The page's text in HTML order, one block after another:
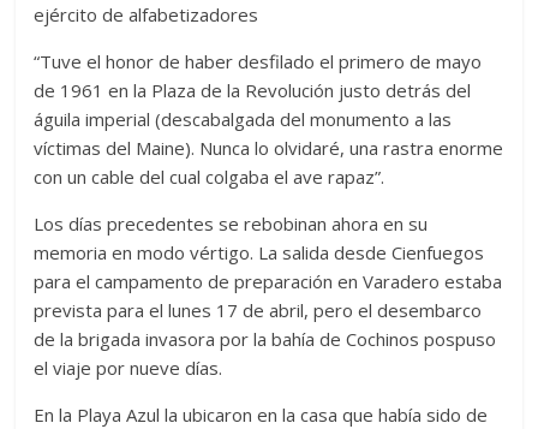
ejército de alfabetizadores
“Tuve el honor de haber desfilado el primero de mayo
de 1961 en la Plaza de la Revolución justo detrás del
águila imperial (descabalgada del monumento a las
víctimas del Maine). Nunca lo olvidaré, una rastra enorme
con un cable del cual colgaba el ave rapaz”.
Los días precedentes se rebobinan ahora en su
memoria en modo vértigo. La salida desde Cienfuegos
para el campamento de preparación en Varadero estaba
prevista para el lunes 17 de abril, pero el desembarco
de la brigada invasora por la bahía de Cochinos pospuso
el viaje por nueve días.
En la Playa Azul la ubicaron en la casa que había sido de